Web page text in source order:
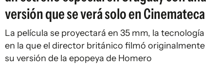
versión que se verá solo en Cinemateca
La película se proyectará en 35 mm, la tecnología
en la que el director británico filmó originalmente
su versión de la epopeya de Homero